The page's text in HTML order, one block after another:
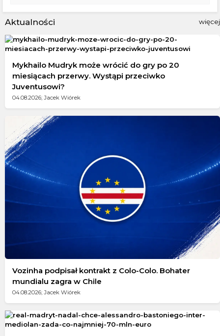
Aktualności więcej
Mykhailo Mudryk może wrócić do gry po 20
miesiącach przerwy. Wystąpi przeciwko
Juventusowi?
04.08.2026; Jacek Wiórek
Vozinha podpisał kontrakt z Colo-Colo. Bohater
mundialu zagra w Chile
04.08.2026; Jacek Wiórek